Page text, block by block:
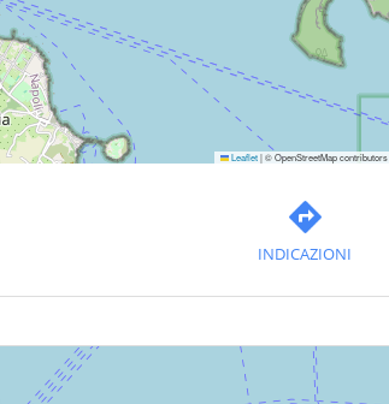
Leaflet |© OpenStreetMap contributors
INDICAZIONI